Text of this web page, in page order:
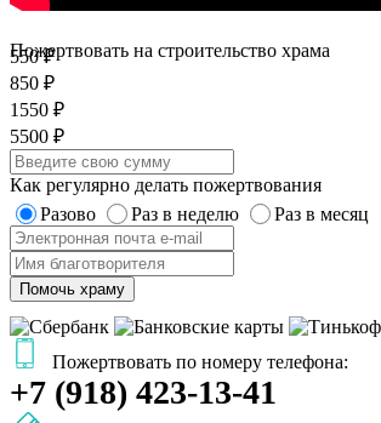
Пожертвовать на строительство храма
550 ₽
850 ₽
1550 ₽
5500 ₽
Как регулярно делать пожертвования
Разово
Раз в неделю Раз в месяц
Помочь храму
Пожертвовать по номеру телефона:
+7 (918) 423-13-41